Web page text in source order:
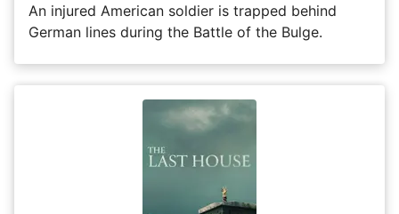
An injured American soldier is trapped behind
German lines during the Battle of the Bulge.